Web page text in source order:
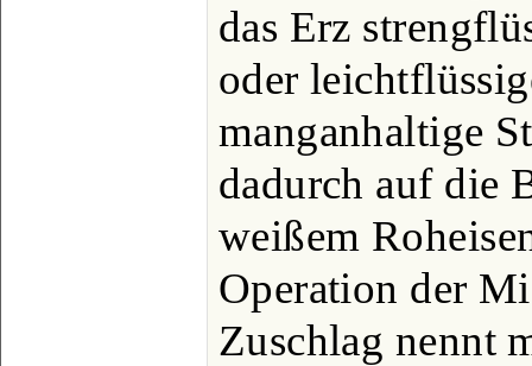
das Erz
oder
manganhaltige
dadurch auf die
weißem
Operation der
Zuschlag nennt